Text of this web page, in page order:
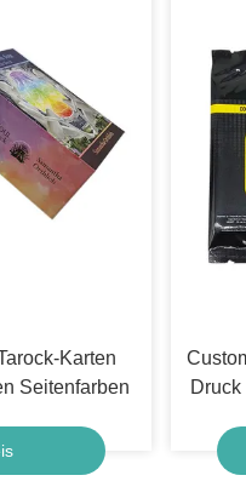
Karten
Seitenfarben